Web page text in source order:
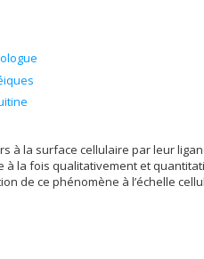
à la surface cellulaire par leur
à la fois qualitativement et
de ce phénomène à l’échelle